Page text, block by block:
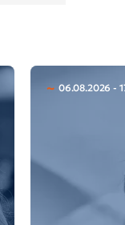
06.08.2026 -